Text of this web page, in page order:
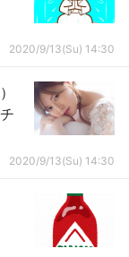
2020/9/13(Su) 14:30
2020/9/13(Su) 14:30